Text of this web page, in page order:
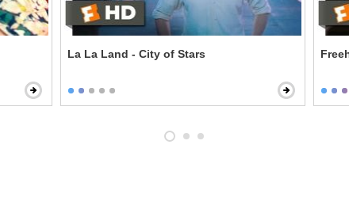
La La Land - City of Stars